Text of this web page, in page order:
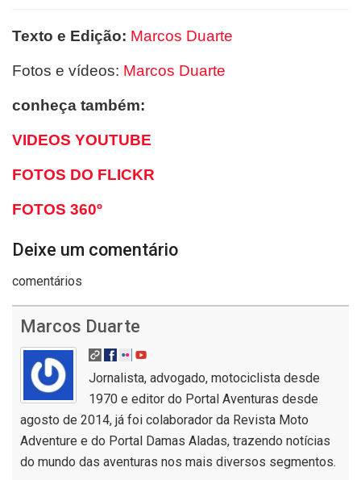
Texto e Edição: Marcos Duarte
Fotos e vídeos: Marcos Duarte
conheça também:
VIDEOS YOUTUBE
FOTOS DO FLICKR
FOTOS 360º
Deixe um comentário
comentários
Marcos Duarte
Jornalista, advogado, motociclista desde
1970 e editor do Portal Aventuras desde
agosto de 2014, já foi colaborador da Revista Moto
Adventure e do Portal Damas Aladas, trazendo notícias
do mundo das aventuras nos mais diversos segmentos.